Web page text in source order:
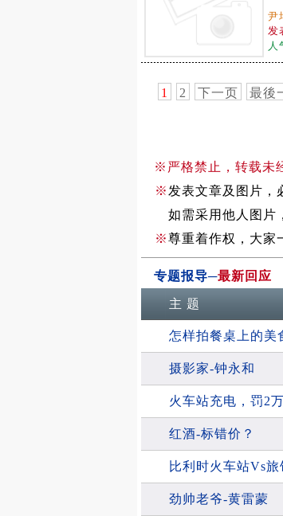
尹
发
人
1 2 下一页 最後
※严格禁止，转载未
※ 发表文章及图片，
如需采用他人图片，
※尊重着作权，大家
专题报导─最新回应
主 题
怎样拍餐桌上的美
摄影家-钟永和
火车站充电，罚2万
红酒-标错价？
比利时火车站Vs旅
劲帅老爷-黄雷蒙